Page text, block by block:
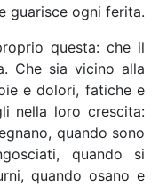
guarisce ogni ferita.
questa: che il
Che sia vicino alla
e dolori, fatiche e
nella loro crescita:
quando sono
quando si
quando osano e